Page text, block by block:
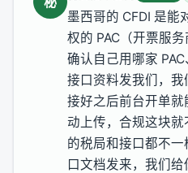
墨西哥的 CFDI 是能
权的 PAC（开票服
确认自己用哪家
接口资料发我们，我
接好之后前台开单就
动上传，合规这块
的税局和接口都不
口文档发来，我们给